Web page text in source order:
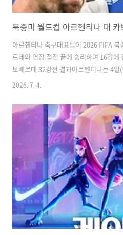
아르헨티나 축구대표팀이 2026 FIFA
르데와 연장 접전 끝에 승리하며 16강
보베르테 32강전 결과아르헨티나는 4
이애미 가든스의 마이애미 스타디움에서
리했습니다.아르헨티나는 이번 승리로
었고,조별리그에서 알제리,오스트리아,
나는 토너먼트 첫 경기에서는 예상 밖
티나는 오는 8일 미국 애틀랜타에서 열
기 끝에 제압한 이집트와 만나게 됩니다.
드 살라흐의 맞대..
2026. 7. 4.